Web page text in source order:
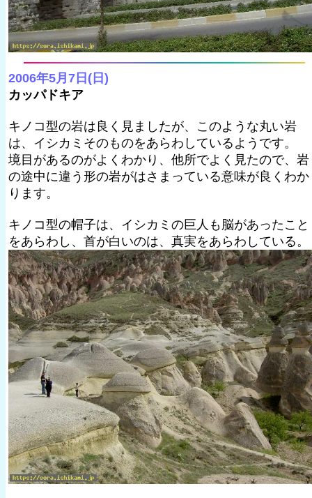
2006年5月7日(日)
カッパドキア
キノコ型の岩は良く見ましたが、このような丸い岩
は、イシカミそのものをあらわしているようです。
境目があるのがよくわかり、他所でよく見たので、岩
の途中に違う形の岩がはさまっている意味が良くわか
ります。
キノコ型の帽子は、イシカミの巨人も脳があったこと
をあらわし、首が白いのは、真実をあらわしている。